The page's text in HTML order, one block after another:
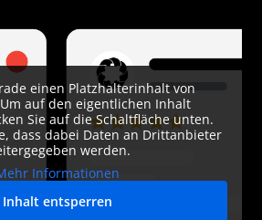
einen Platzhalterinhalt von
auf den eigentlichen Inhalt
Sie auf die Schaltfläche unten.
dass dabei Daten an Drittanbieter
werden.
Informationen
Inhalt entsperren